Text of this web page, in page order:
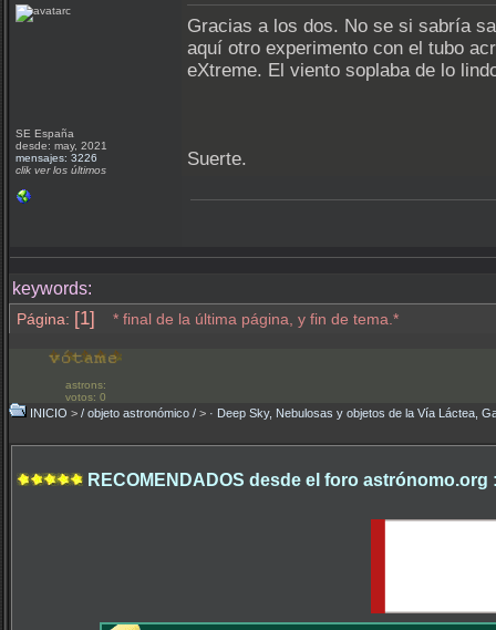
SE España
desde: may, 2021
mensajes: 3226
clik ver los últimos
Gracias a los dos. No se si sabría
aquí otro experimento con el tubo
eXtreme. El viento soplaba de lo
Suerte.
keywords:
Página: [1] * final de la última página, y fin de tema.*
astrons:
votos: 0
INICIO > / objeto astronómico / > · Deep Sky, Nebulosas y objetos de la Vía Láctea,
RECOMENDADOS desde el foro astrónomo.org